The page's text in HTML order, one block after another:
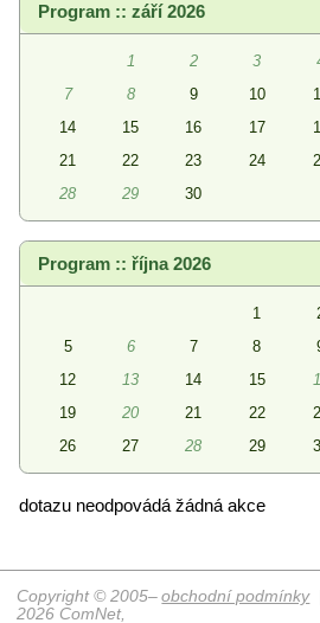
Program :: září 2026
1 2 3
7
8 9 10
14
15 16 17
21
22 23 24
28
29 30
Program :: října 2026
1
5
6 7 8
12
13 14 15
19
20 21 22
26
27 28 29
dotazu neodpovádá žádná akce
obchodní podmínky
Copyright © 2005–
2026 ComNet,